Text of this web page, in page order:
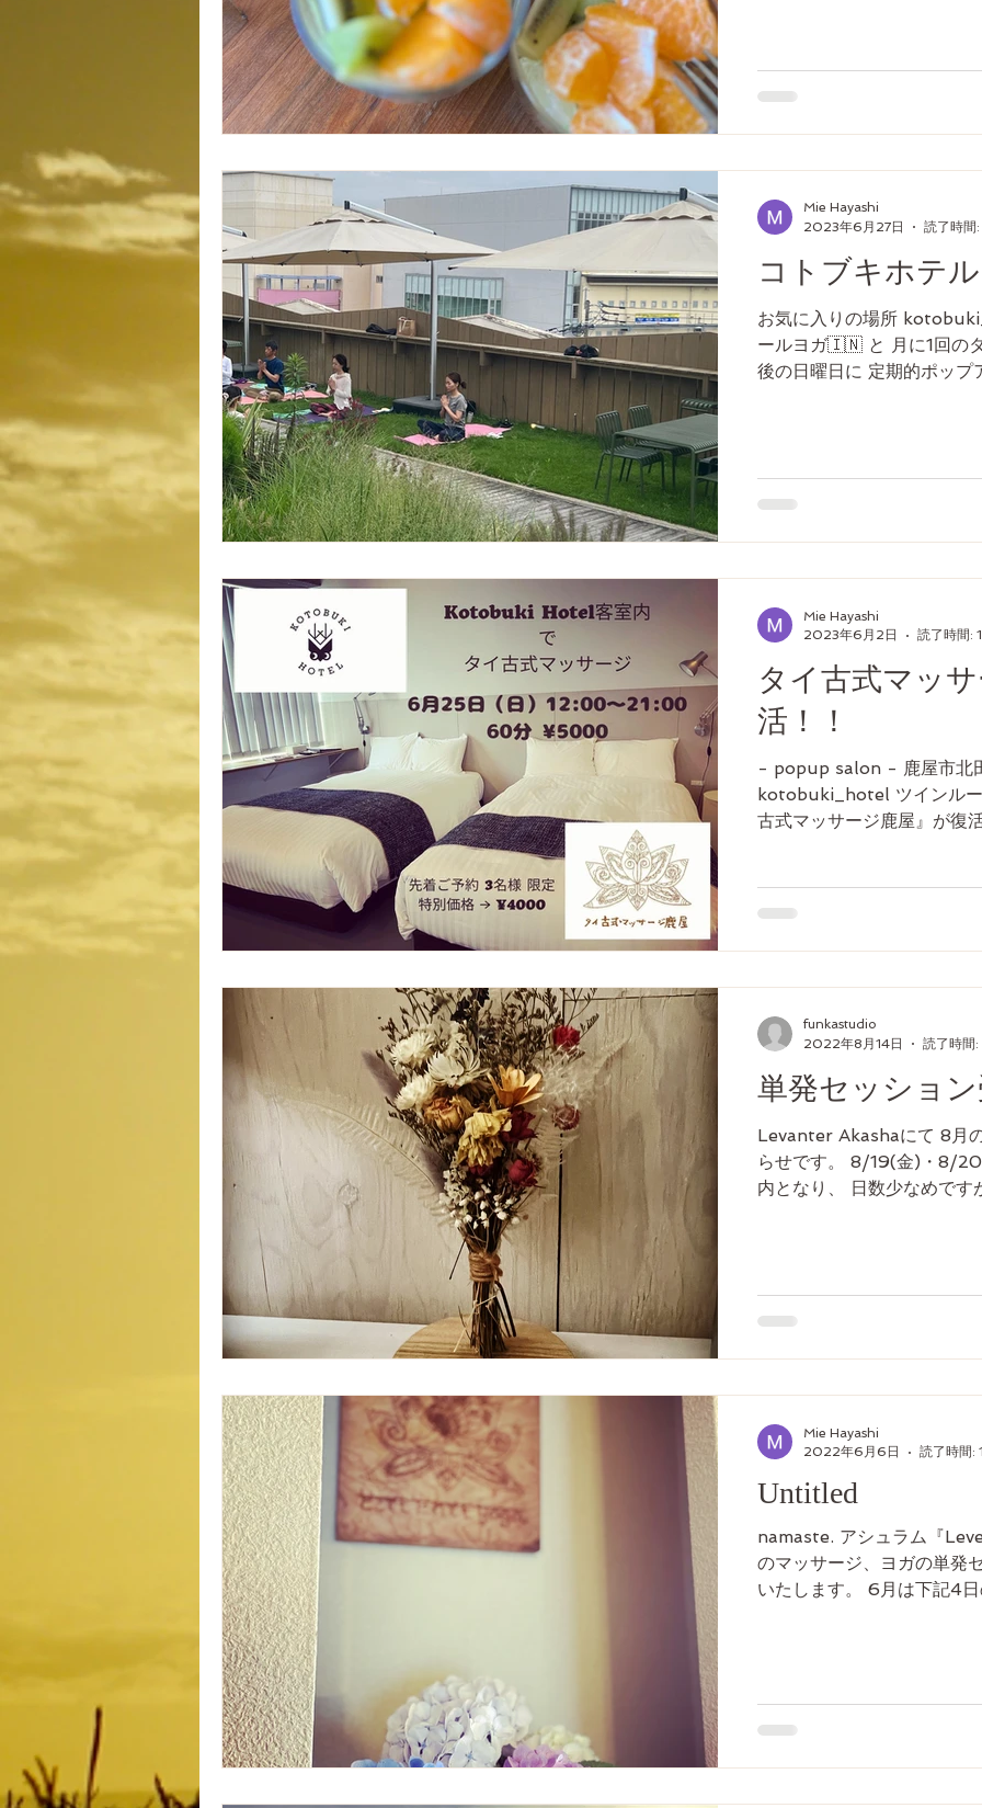
コトブキホテル
お気に入りの場所
ールヨガ🇮🇳 と 月に1回の
後の日曜日に 定期的ポップ
Mie Hayashi
2023年6月27日
読了時間:
タイ古式マッ
活！！
- popup salon - 鹿屋市北
kotobuki_hotel ツインルー
古式マッサージ鹿屋』が復
Mie Hayashi
2023年6月2日
読了時間:
単発セッショ
Levanter Akashaにて 8月
らせです。 8/19(金)・8/
内となり、 日数少なめで
funkastudio
2022年8月14日
読了時間:
Untitled
namaste. アシュラム『
のマッサージ、ヨガの単発
いたします。 6月は下記4
Mie Hayashi
2022年6月6日
読了時間: